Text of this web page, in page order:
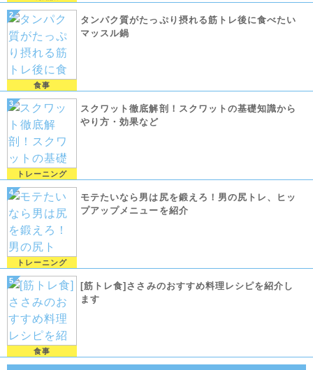
食事
タンパク質がたっぷり摂れる筋トレ後に食べたい
マッスル鍋
トレーニング
スクワット徹底解剖！スクワットの基礎知識から
やり方・効果など
トレーニング
モテたいなら男は尻を鍛えろ！男の尻トレ、ヒッ
プアップメニューを紹介
食事
[筋トレ食]ささみのおすすめ料理レシピを紹介し
ます